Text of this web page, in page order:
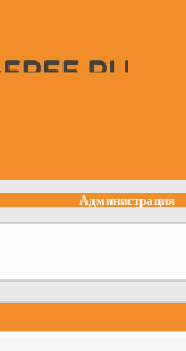
Администрация